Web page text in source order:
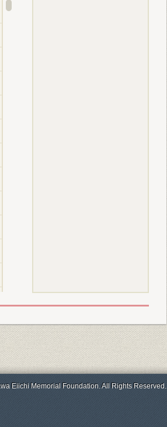
Eiichi Memorial Foundation. All Rights Reserved.